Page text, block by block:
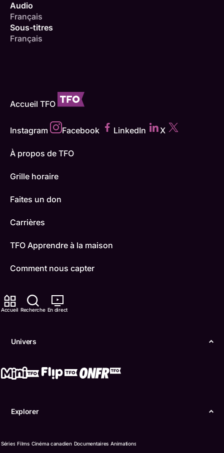
Accueil Recherche En direct
Univers
Explorer
Séries Films Cinéma canadien Documentaires Animations
Audio
Français
Sous-titres
Français
Accueil TFO
Instagram Facebook LinkedIn X
À propos de TFO
Grille horaire
Faites un don
Carrières
TFO Apprendre à la maison
Comment nous capter
ONFR
IDÉLLO
Accessibilité